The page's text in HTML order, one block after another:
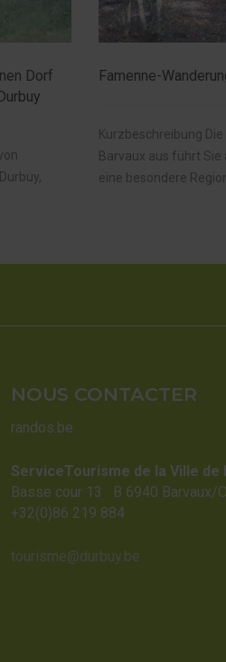
Dorf
Famenne-
Kurzbeschreibung
Barvaux aus führt
eine besondere
NOUS CONTACTER
randos.be
ServiceTourisme de la Ville de
Basse cour 13 B 6940 Barvaux/
+32(0)86 219 884
tourisme@durbuy.be